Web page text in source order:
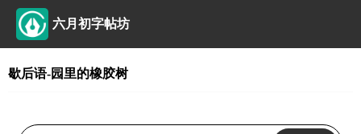
六月初字帖坊
歇后语-园里的橡胶树